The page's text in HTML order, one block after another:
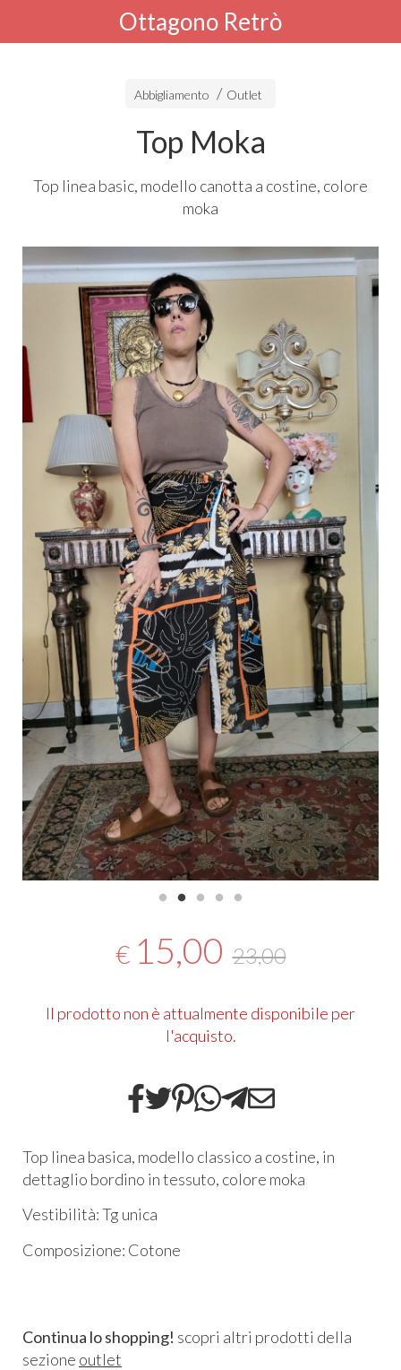
Ottagono Retrò
Abbigliamento Outlet
Top Moka
Top linea basic, modello canotta a costine, colore
moka
€ 15,00 23,00
Il prodotto non è attualmente disponibile per
l'acquisto.
Top linea basica, modello classico a costine, in
dettaglio bordino in tessuto, colore moka
Vestibilità: Tg unica
Composizione: Cotone
Continua lo shopping! scopri altri prodotti della
sezione outlet